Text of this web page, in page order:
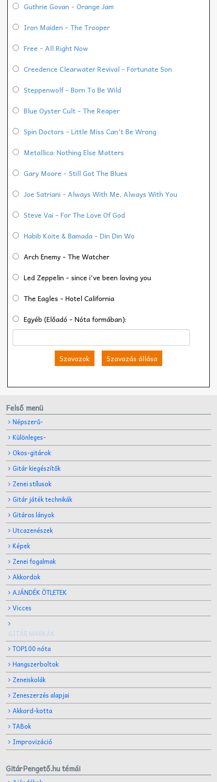
Guthrie Govan - Orange Jam
Iron Maiden - The Trooper
Free - All Right Now
Creedence Clearwater Revival - Fortunate Son
Steppenwolf - Born To Be Wild
Blue Oyster Cult - The Reaper
Spin Doctors - Little Miss Can't Be Wrong
Metallica: Nothing Else Matters
Gary Moore - Still Got The Blues
Joe Satriani - Always With Me, Always With You
Steve Vai - For The Love Of God
Habib Koite & Bamada - Din Din Wo
Arch Enemy - The Watcher
Led Zeppelin - since i've been loving you
The Eagles - Hotel California
Egyéb (Előadó - Nóta formában):
Szavazok Szavazás állása
Felső menü
Népszerű-
Különleges-
Okos-gitárok
Gitár kiegészítők
Zenei stílusok
Gitár játék technikák
Gitáros lányok
Utcazenészek
Képek
Zenei fogalmak
Akkordok
AJÁNDÉK ÖTLETEK
Vicces
GITÁR MÁRKÁK
TOP100 nóta
Hangszerboltok
Zeneiskolák
Zeneszerzés alapjai
Akkord-kotta
TABok
Improvizáció
GitárPengető.hu témái